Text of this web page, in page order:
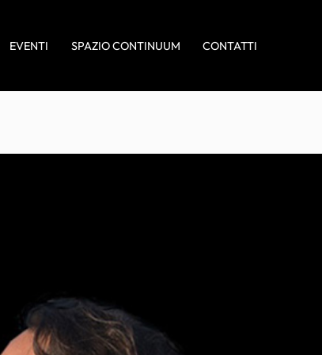
EVENTI SPAZIO CONTINUUM CONTATTI